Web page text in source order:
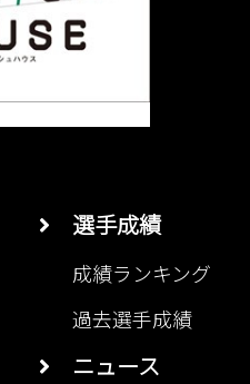
選手成績
成績ランキング
過去選手成績
ニュース